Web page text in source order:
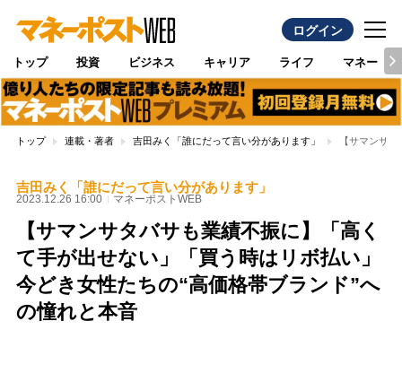
ログイン
トップ 投資 ビジネス キャリア ライフ マネー
トップ 連載・著者 吉田みく「誰にだって言い分があります」 【サマンサ
吉田みく「誰にだって言い分があります」
2023.12.26 16:00 マネーポストWEB
【サマンサタバサも業績不振に】「高く
て手が出せない」「買う時はリボ払い」
今どき女性たちの“高価格帯ブランド”へ
の憧れと本音